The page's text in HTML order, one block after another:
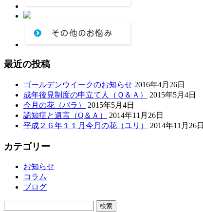
最近の投稿
ゴールデンウイークのお知らせ 2016年4月26日
成年後見制度の申立て人（Ｑ＆Ａ）
2015年5月4日
今月の花（バラ）
2015年5月4日
認知症と遺言（Q＆Ａ）
2014年11月26日
平成２６年１１月今月の花（ユリ）
2014年11月26日
カテゴリー
お知らせ
コラム
ブログ